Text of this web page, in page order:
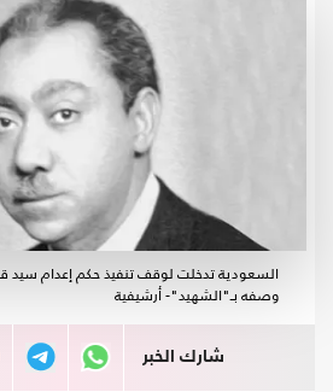
السعودية تدخلت لوقف تنفيذ حكم إعدام سيد
وصفه بـ"الشهيد"- أرشيفية
شارك الخبر